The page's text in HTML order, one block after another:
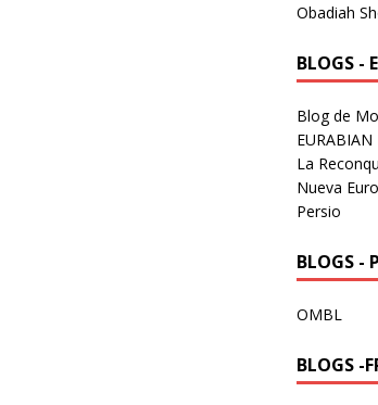
Obadiah
BLOGS -
Blog de
EURABIAN
La
Nueva
Persio
BLOGS -
OMBL
BLOGS -